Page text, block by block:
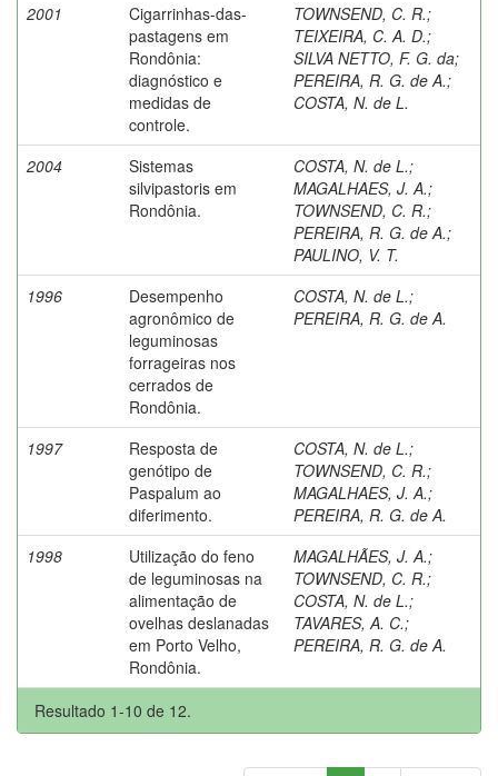
2001
Cigarrinhas-das-
pastagens em
Rondônia:
diagnóstico e
medidas de
controle.
TOWNSEND, C. R.;
TEIXEIRA, C. A. D.;
SILVA NETTO, F. G. da;
PEREIRA, R. G. de A.;
COSTA, N. de L.
2004
Sistemas
silvipastoris em
Rondônia.
COSTA, N. de L.;
MAGALHAES, J. A.;
TOWNSEND, C. R.;
PEREIRA, R. G. de A.;
PAULINO, V. T.
1996
Desempenho
agronômico de
leguminosas
forrageiras nos
cerrados de
Rondônia.
COSTA, N. de L.;
PEREIRA, R. G. de A.
1997
Resposta de
genótipo de
Paspalum ao
diferimento.
COSTA, N. de L.;
TOWNSEND, C. R.;
MAGALHAES, J. A.;
PEREIRA, R. G. de A.
1998
Utilização do feno
de leguminosas na
alimentação de
ovelhas deslanadas
em Porto Velho,
Rondônia.
MAGALHÃES, J. A.;
TOWNSEND, C. R.;
COSTA, N. de L.;
TAVARES, A. C.;
PEREIRA, R. G. de A.
Resultado 1-10 de 12.